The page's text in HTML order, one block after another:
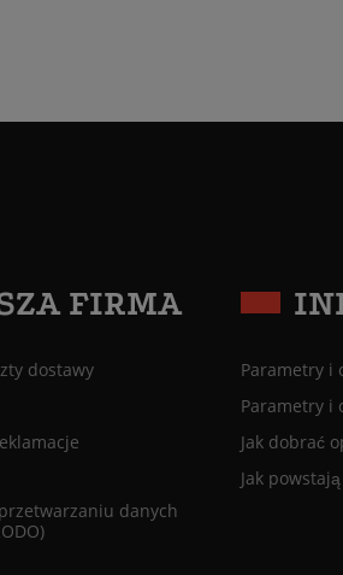
FIRMA
dostawy
danych
Parametry i
Parametry i
Jak dobrać
Jak